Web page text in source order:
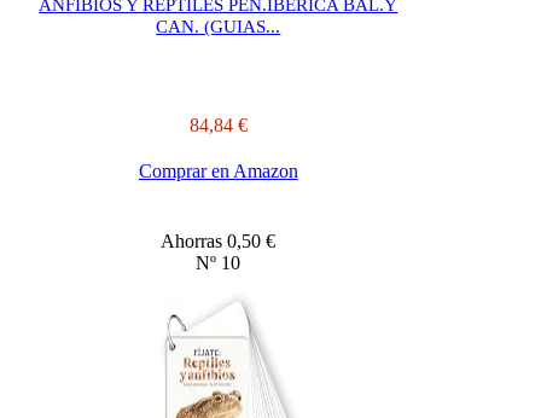
ANFIBIOS Y REPTILES PEN.IBERICA BAL.Y
CAN. (GUIAS...
84,84 €
Comprar en Amazon
Ahorras 0,50 €
Nº 10